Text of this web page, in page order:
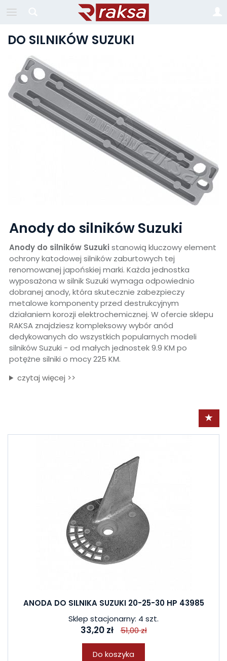
DO SILNIKÓW SUZUKI
Anody do silników Suzuki
Anody do silników Suzuki stanowią kluczowy element
ochrony katodowej silników zaburtowych tej
renomowanej japońskiej marki. Każda jednostka
wyposażona w silnik Suzuki wymaga odpowiednio
dobranej anody, która skutecznie zabezpieczy
metalowe komponenty przed destrukcyjnym
działaniem korozji elektrochemicznej. W ofercie sklepu
RAKSA znajdziesz kompleksowy wybór anód
dedykowanych do wszystkich popularnych modeli
silników Suzuki - od małych jednostek 9.9 KM po
potężne silniki o mocy 225 KM.
czytaj więcej >>
ANODA DO SILNIKA SUZUKI 20-25-30 HP 43985
Sklep stacjonarny: 4 szt.
33,20 zł 51,00 zł
Do koszyka